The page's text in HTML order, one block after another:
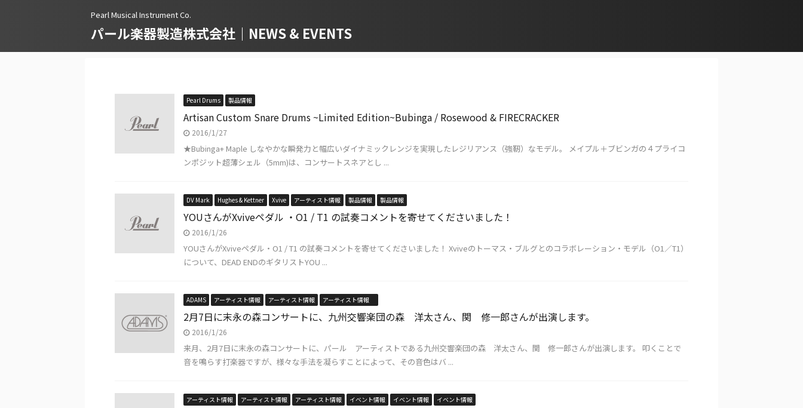
Pearl Musical Instrument Co.
パール楽器製造株式会社｜NEWS & EVENTS
Pearl Drums 製品情報
Artisan Custom Snare Drums ~Limited Edition~Bubinga / Rosewood & FIRECRACKER
2016/1/27
★Bubinga+ Maple しなやかな瞬発力と幅広いダイナミックレンジを実現したレジリアンス（強靭）なモデル。 メイプル＋ブビンガの４プライコ
ンポジット超薄シェル（5mm)は、コンサートスネアとし ...
DV Mark Hughes & Kettner Xvive アーティスト情報 製品情報 製品情報
YOUさんがXviveペダル ・O1 / T1 の試奏コメントを寄せてくださいました！
2016/1/26
YOUさんがXviveペダル・O1 / T1 の試奏コメントを寄せてくださいました！ Xviveのトーマス・ブルグとのコラボレーション・モデル（O1／T1）
について、DEAD ENDのギタリストYOU ...
ADAMS アーティスト情報 アーティスト情報 アーティスト情報
2月7日に末永の森コンサートに、九州交響楽団の森 洋太さん、関 修一郎さんが出演します。
2016/1/26
来月、2月7日に末永の森コンサートに、パール アーティストである九州交響楽団の森 洋太さん、関 修一郎さんが出演します。 叩くことで
音を鳴らす打楽器ですが、様々な手法を凝らすことによって、その音色はバ ...
アーティスト情報 アーティスト情報 アーティスト情報 イベント情報 イベント情報 イベント情報